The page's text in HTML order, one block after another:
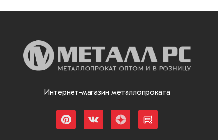
Интернет-магазин металлопроката